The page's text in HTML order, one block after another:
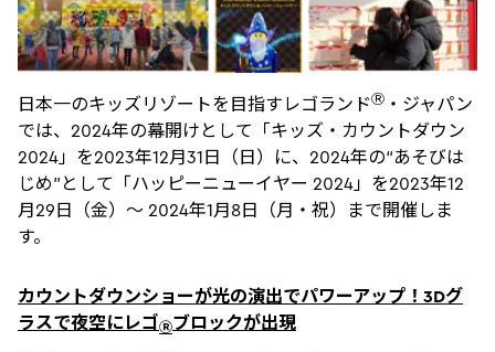
日本一のキッズリゾートを目指すレゴランドⓇ ・ジャパン
では、2024年の幕開けとして「キッズ・カウントダウン
2024」を2023年12月31日（日）に、2024年の“あそびは
じめ”として「ハッピーニューイヤー 2024」を2023年12
月29日（金）～ 2024年1月8日（月・祝）まで開催しま
す。
カウントダウンショーが光の演出でパワーアップ！3Dグ
ラスで夜空にレゴⓇブロックが出現